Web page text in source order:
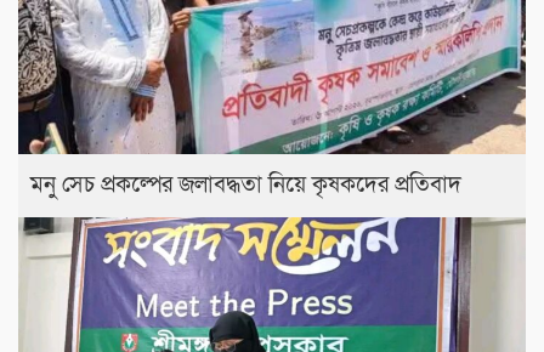
মনু সেচ প্রকল্পের জলাবদ্ধতা নিয়ে কৃষকদের প্রতিবাদ